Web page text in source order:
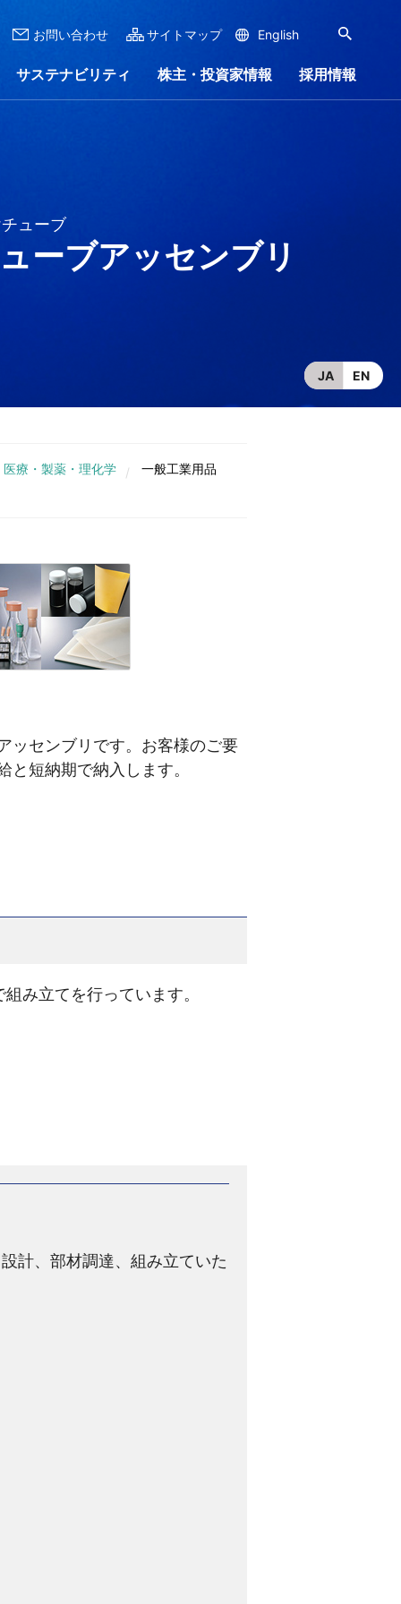
ューブ
ーブアッセンブリ
JA EN
医療・製薬・理化学
一般工業用品
ッセンブリです。お客様のご要
短納期で納入します。
み立てを行っています。
計、部材調達、組み立ていた
お問い合わせ サイトマップ English
ラリー
サステナビリティ 株主・投資家情報 採用情報